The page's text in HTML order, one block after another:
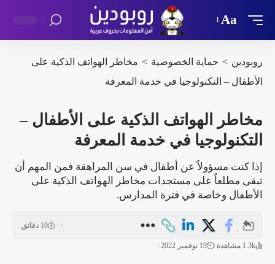
Aa
روبودين > حماية الخصوصية > مخاطر الهواتف الذكية على
الأطفال – التكنولوجيا في خدمة المعرفة
مخاطر الهواتف الذكية على الأطفال –
التكنولوجيا في خدمة المعرفة
إذا كنت مسؤولاً عن أطفال في سن المراهقة فمن المهم أن
تبقى مطلعاً على مستجدات مخاطر الهواتف الذكية على
الأطفال وخاصة في فترة المدارس.
1.3k مشاهدة 19 نوفمبر 2022
10 دقائق